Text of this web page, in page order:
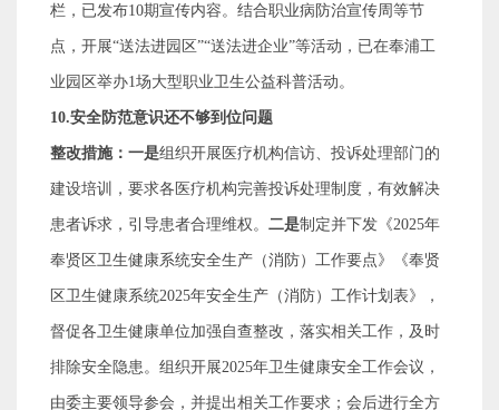
栏，已发布10期宣传内容。结合职业病防治宣传周等节
点，开展“送法进园区”“送法进企业”等活动，已在奉浦工
业园区举办1场大型职业卫生公益科普活动。
10.安全防范意识还不够到位问题
整改措施：一是组织开展医疗机构信访、投诉处理部门的
建设培训，要求各医疗机构完善投诉处理制度，有效解决
患者诉求，引导患者合理维权。 二是制定并下发《2025年
奉贤区卫生健康系统安全生产（消防）工作要点》《奉贤
区卫生健康系统2025年安全生产（消防）工作计划表》，
督促各卫生健康单位加强自查整改，落实相关工作，及时
排除安全隐患。组织开展2025年卫生健康安全工作会议，
由委主要领导参会，并提出相关工作要求；会后进行全方